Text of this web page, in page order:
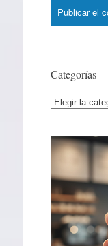
Categorías
Categorías